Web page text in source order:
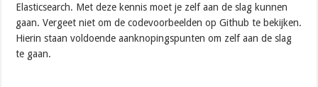
Elasticsearch. Met deze kennis moet je zelf aan de slag kunnen
gaan. Vergeet niet om de codevoorbeelden op Github te bekijken.
Hierin staan voldoende aanknopingspunten om zelf aan de slag
te gaan.